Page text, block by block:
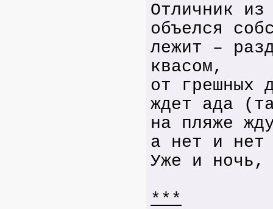
Отличник из
объелся
лежит –
квасом,
от грешных
ждет ада
на пляже
а нет и нет
Уже и ночь,
***